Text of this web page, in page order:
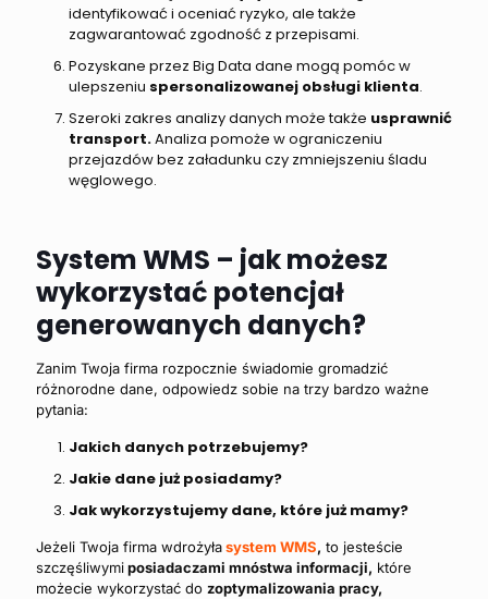
identyfikować i oceniać ryzyko, ale także
zagwarantować zgodność z przepisami.
Pozyskane przez Big Data dane mogą pomóc w
ulepszeniu spersonalizowanej obsługi klienta.
Szeroki zakres analizy danych może także usprawnić
transport.Analiza pomoże w ograniczeniu
przejazdów bez załadunku czy zmniejszeniu śladu
węglowego.
System WMS – jak możesz
wykorzystać potencjał
generowanych danych?
Zanim Twoja firma rozpocznie świadomie gromadzić
różnorodne dane, odpowiedz sobie na trzy bardzo ważne
pytania:
Jakich danych potrzebujemy?
Jakie dane już posiadamy?
Jak wykorzystujemy dane, które już mamy?
Jeżeli Twoja firma wdrożyłasystem WMS, to jesteście
szczęśliwymiposiadaczami mnóstwa informacji, które
możecie wykorzystać do zoptymalizowania pracy,